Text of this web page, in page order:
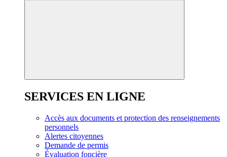
SERVICES EN LIGNE
Accès aux documents et protection des renseignements
personnels
Alertes citoyennes
Demande de permis
Évaluation foncière